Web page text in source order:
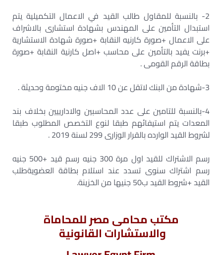
2- بالنسبة للمقاول طالب القيد في الاعمال التكميلية يتم
استبدال التأمين على المهندس بشهادة استشارى بالاشراف
على الاعمال +صورة كارنيه النقابة +صورة شهادة الاستشارية
+برنت يفيد بالتأمين على محاسب +اصل كارنية النقابة +صورة
بطاقة الرقم القومى .
3-شهادة من البنك لاتقل عن 10 الاف جنيه مختومة وحديثة .
4-بالنسبة للتامين على عدد المحاسبين والادارييين بخلاف بند
المعدات يتم استيفائهم طبقا لنوع التخصص المطلوب طبقا
لشروط القيد الوارده بالقرار الوزارى 299 لسنة 2019 .
رسم الاشتراك للقيد اول مرة 300 جنيه رسم قيد +500 جنيه
رسم اشتراك سنوى تسدد عند استلام بطاقة العضويةطلب
القيد +شروط القيد ب50 جنيها من الخزينة.
مكتب محامى مصر للمحاماة
والاستشارات القانونية